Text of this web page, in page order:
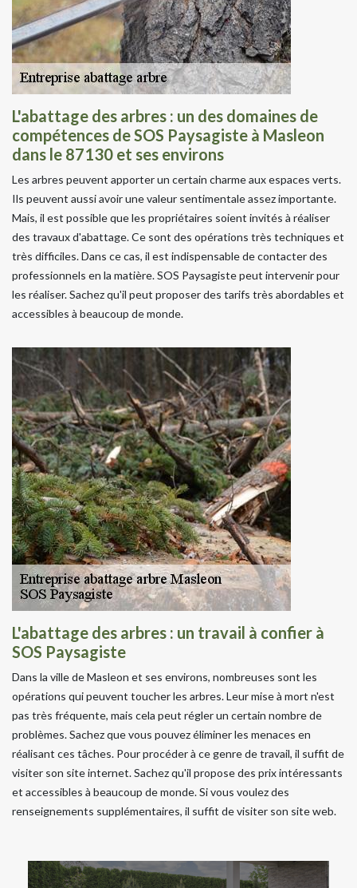
L'abattage des arbres : un des domaines de
compétences de SOS Paysagiste à Masleon
dans le 87130 et ses environs
Les arbres peuvent apporter un certain charme aux espaces verts.
Ils peuvent aussi avoir une valeur sentimentale assez importante.
Mais, il est possible que les propriétaires soient invités à réaliser
des travaux d'abattage. Ce sont des opérations très techniques et
très difficiles. Dans ce cas, il est indispensable de contacter des
professionnels en la matière. SOS Paysagiste peut intervenir pour
les réaliser. Sachez qu'il peut proposer des tarifs très abordables et
accessibles à beaucoup de monde.
L'abattage des arbres : un travail à confier à
SOS Paysagiste
Dans la ville de Masleon et ses environs, nombreuses sont les
opérations qui peuvent toucher les arbres. Leur mise à mort n'est
pas très fréquente, mais cela peut régler un certain nombre de
problèmes. Sachez que vous pouvez éliminer les menaces en
réalisant ces tâches. Pour procéder à ce genre de travail, il suffit de
visiter son site internet. Sachez qu'il propose des prix intéressants
et accessibles à beaucoup de monde. Si vous voulez des
renseignements supplémentaires, il suffit de visiter son site web.